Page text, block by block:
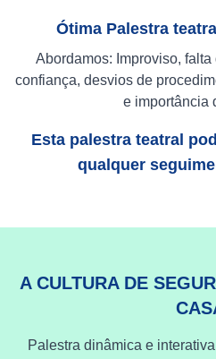
Ótima Palestra
Abordamos: Improviso,
confiança, desvios de
e importância
Esta palestra teatral
qualquer
A CULTURA DE
Palestra dinâmica e